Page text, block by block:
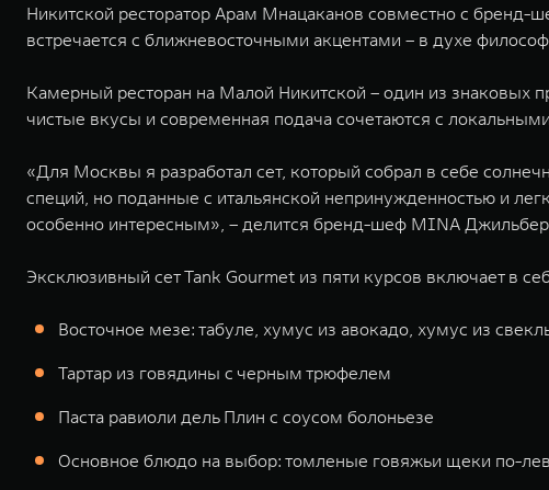
Никитской ресторатор Арам Мнацаканов совместно с бренд-
встречается с ближневосточными акцентами – в духе
Камерный ресторан на Малой Никитской – один из знаковых
чистые вкусы и современная подача сочетаются с
«Для Москвы я разработал сет, который собрал в себе
специй, но поданные с итальянской непринужденностью и
особенно интересным», – делится бренд-шеф MINA
Эксклюзивный сет Tank Gourmet из пяти курсов включает в
Восточное мезе: табуле, хумус из авокадо, хумус из
Тартар из говядины с черным трюфелем
Паста равиоли дель Плин с соусом болоньезе
Основное блюдо на выбор: томленые говяжьи щеки по-